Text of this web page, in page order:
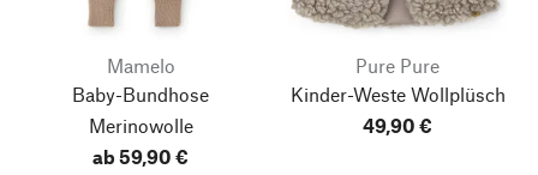
Mamelo
Baby-Bundhose
Merinowolle
ab 59,90 €
Pure Pure
Kinder-Weste Wollplüsch
49,90 €